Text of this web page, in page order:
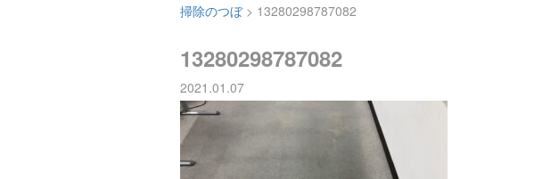
掃除のつぼ> 13280298787082
13280298787082
2021.01.07